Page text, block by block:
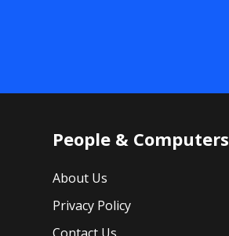
People & Computers
About Us
Privacy Policy